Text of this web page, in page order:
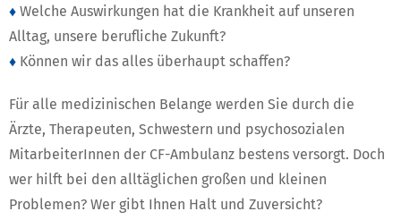
♦ Welche Auswirkungen hat die Krankheit auf unseren
Alltag, unsere berufliche Zukunft?
♦ Können wir das alles überhaupt schaffen?
Für alle medizinischen Belange werden Sie durch die
Ärzte, Therapeuten, Schwestern und psychosozialen
MitarbeiterInnen der CF-Ambulanz bestens versorgt. Doch
wer hilft bei den alltäglichen großen und kleinen
Problemen? Wer gibt Ihnen Halt und Zuversicht?